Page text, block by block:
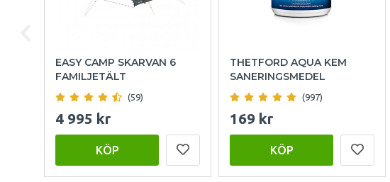
EASY CAMP SKARVAN 6
FAMILJETÄLT
(59)
4 995 kr
KÖP
THETFORD AQUA KEM
SANERINGSMEDEL
(997)
169 kr
KÖP